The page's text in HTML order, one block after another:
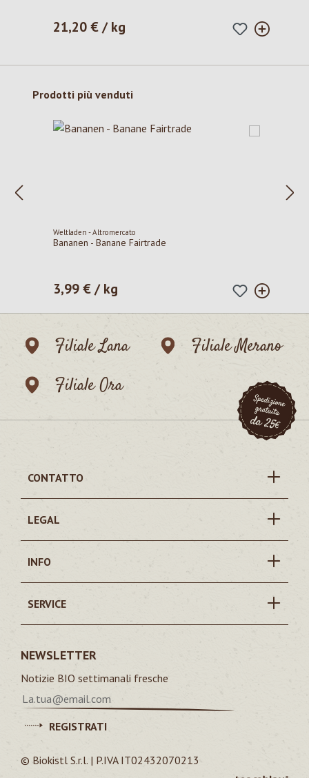
Prezzo normale:
21,20 € / kg
Salta la galleria dei prodotti
Prodotti più venduti
Weltladen - Altromercato
Bananen - Banane Fairtrade
Prezzo normale:
3,99 € / kg
Filiale Lana
Filiale Merano
Filiale Ora
CONTATTO
LEGAL
INFO
SERVICE
NEWSLETTER
Notizie BIO settimanali fresche
REGISTRATI
© Biokistl S.r.l. | P.IVA IT02432070213